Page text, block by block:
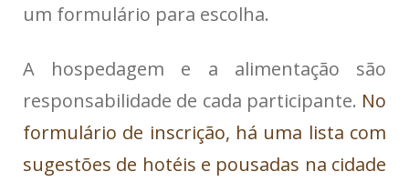
um formulário para escolha.
A hospedagem e a alimentação são
responsabilidade de cada participante. No
formulário de inscrição, há uma lista com
sugestões de hotéis e pousadas na cidade